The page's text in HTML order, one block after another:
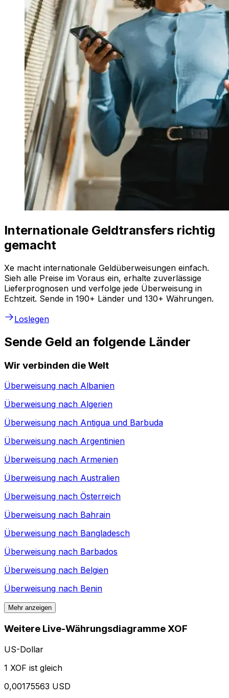
Internationale Geldtransfers richtig
gemacht
Xe macht internationale Geldüberweisungen einfach.
Sieh alle Preise im Voraus ein, erhalte zuverlässige
Lieferprognosen und verfolge jede Überweisung in
Echtzeit. Sende in 190+ Länder und 130+ Währungen.
Loslegen
Sende Geld an folgende Länder
Wir verbinden die Welt
Überweisung nach Albanien
Überweisung nach Algerien
Überweisung nach Antigua und Barbuda
Überweisung nach Argentinien
Überweisung nach Armenien
Überweisung nach Australien
Überweisung nach Österreich
Überweisung nach Bahrain
Überweisung nach Bangladesch
Überweisung nach Barbados
Überweisung nach Belgien
Überweisung nach Benin
Mehr anzeigen
Weitere Live-Währungsdiagramme XOF
US-Dollar
1 XOF ist gleich
0,00175563 USD